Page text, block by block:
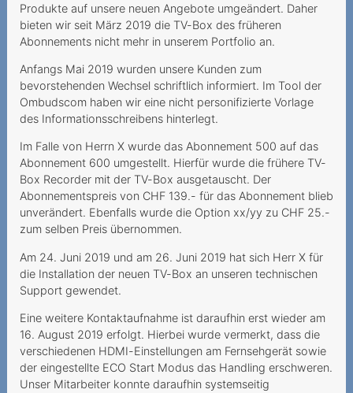
Produkte auf unsere neuen Angebote umgeändert. Daher
bieten wir seit März 2019 die TV-Box des früheren
Abonnements nicht mehr in unserem Portfolio an.
Anfangs Mai 2019 wurden unsere Kunden zum
bevorstehenden Wechsel schriftlich informiert. Im Tool der
Ombudscom haben wir eine nicht personifizierte Vorlage
des Informationsschreibens hinterlegt.
Im Falle von Herrn X wurde das Abonnement 500 auf das
Abonnement 600 umgestellt. Hierfür wurde die frühere TV-
Box Recorder mit der TV-Box ausgetauscht. Der
Abonnementspreis von CHF 139.- für das Abonnement blieb
unverändert. Ebenfalls wurde die Option xx/yy zu CHF 25.-
zum selben Preis übernommen.
Am 24. Juni 2019 und am 26. Juni 2019 hat sich Herr X für
die Installation der neuen TV-Box an unseren technischen
Support gewendet.
Eine weitere Kontaktaufnahme ist daraufhin erst wieder am
16. August 2019 erfolgt. Hierbei wurde vermerkt, dass die
verschiedenen HDMI-Einstellungen am Fernsehgerät sowie
der eingestellte ECO Start Modus das Handling erschweren.
Unser Mitarbeiter konnte daraufhin systemseitig
Abschaffung der
Zweimonatsrechnung
Mindestvertragslaufzeit:
Augen Auf bei der
Kündigung
Seniorin wird hintergangen
Unerwünschte
Vertragsschlüsse
Keine
Mindestvertragsdauer, aber
Monaten
Phishing-Attacken
Verantwortung des
Anbieters bei bestrittenen
Mehrwertdienste